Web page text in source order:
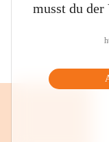
musst du der